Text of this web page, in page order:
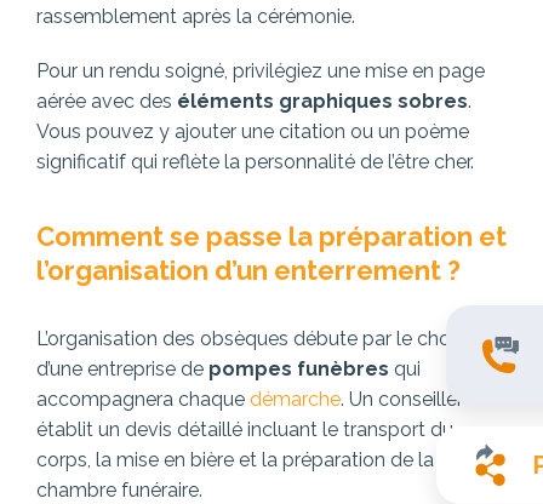
rassemblement après la cérémonie.
Pour un rendu soigné, privilégiez une mise en page
aérée avec des éléments graphiques sobres.
Vous pouvez y ajouter une citation ou un poème
significatif qui reflète la personnalité de l’être cher.
Comment se passe la préparation et
l’organisation d’un enterrement ?
L’organisation des obsèques débute par le choix
d’une entreprise de pompes funèbres qui
accompagnera chaque démarche. Un conseiller
établit un devis détaillé incluant le transport du
corps, la mise en bière et la préparation de la
chambre funéraire.